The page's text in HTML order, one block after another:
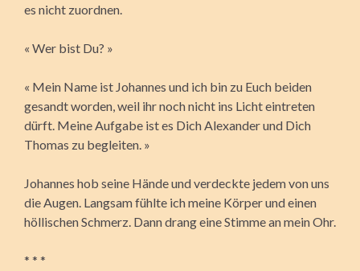
es nicht zuordnen.
« Wer bist Du? »
« Mein Name ist Johannes und ich bin zu Euch beiden
gesandt worden, weil ihr noch nicht ins Licht eintreten
dürft. Meine Aufgabe ist es Dich Alexander und Dich
Thomas zu begleiten. »
Johannes hob seine Hände und verdeckte jedem von uns
die Augen. Langsam fühlte ich meine Körper und einen
höllischen Schmerz. Dann drang eine Stimme an mein Ohr.
* * *